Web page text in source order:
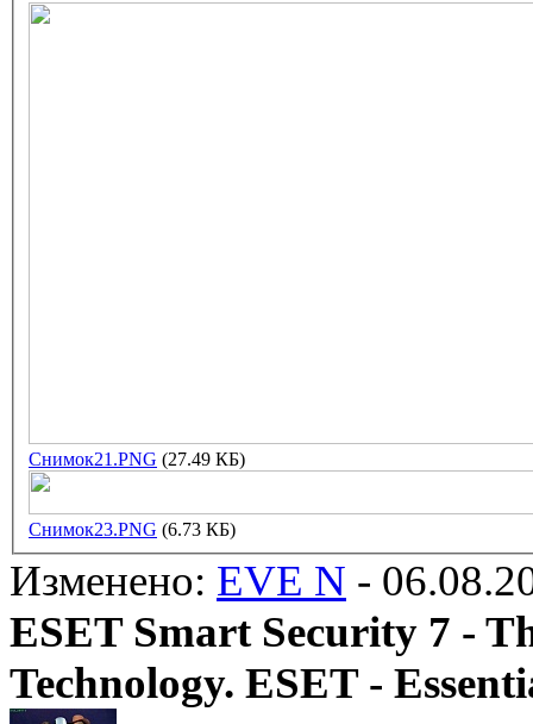
Снимок21.PNG (27.49 КБ)
Снимок23.PNG (6.73 КБ)
Изменено: EVE N -
ESET Smart Security 7 -
Technology. ESET -